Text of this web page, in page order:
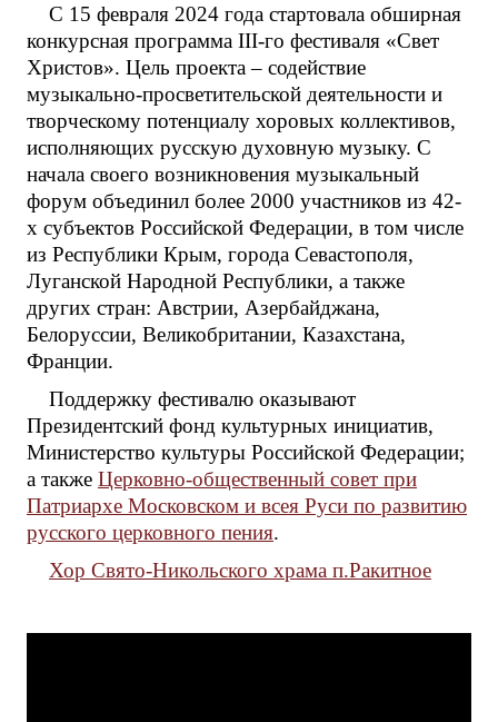
С 15 февраля 2024 года стартовала обширная
конкурсная программа III-го фестиваля «Свет
Христов». Цель проекта – содействие
музыкально-просветительской деятельности и
творческому потенциалу хоровых коллективов,
исполняющих русскую духовную музыку. С
начала своего возникновения музыкальный
форум объединил более 2000 участников из 42-
х субъектов Российской Федерации, в том числе
из Республики Крым, города Севастополя,
Луганской Народной Республики, а также
других стран: Австрии, Азербайджана,
Белоруссии, Великобритании, Казахстана,
Франции.
Поддержку фестивалю оказывают
Президентский фонд культурных инициатив,
Министерство культуры Российской Федерации;
а также Церковно-общественный совет при
Патриархе Московском и всея Руси по развитию
русского церковного пения.
Хор Свято-Никольского храма п.Ракитное